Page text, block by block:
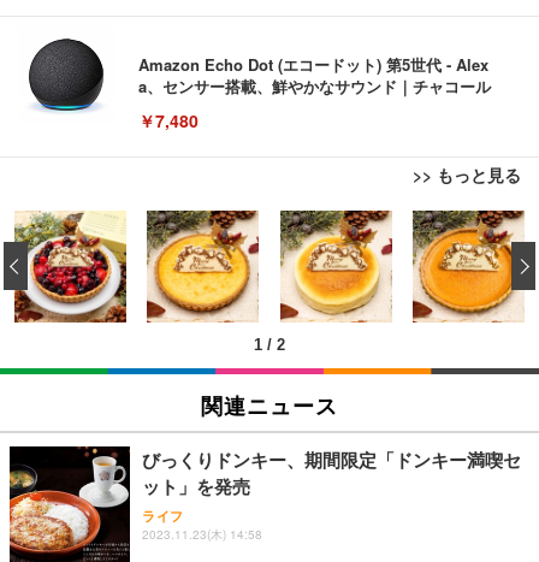
Amazon Echo Dot (エコードット) 第5世代 - Alex
a、センサー搭載、鮮やかなサウンド｜チャコール
￥7,480
>> もっと見る
[EdoErgo] オフィスチェア 椅子 テレワーク 疲れな
い 跳ね上げ式アームレスト コンパクト 約105度ロッ
キング pc 事務椅子 360度回転 座面昇降 強化ナイロ
ン樹脂ベース 通気性メッシュ 在宅ワーク H-WY01
(黒網+黒枠+黒足)
￥5,699
SIHOO B100 オフィスチェア／デスクチェア メッシ
ュチェア 人間工学 疲れない ブラック
￥27,999
Sezlife オフィスチェア デスクチェア 疲れない テレ
ワーク チェア 強化バックレスト 30度ロッキング機
能 人間工学 椅子 腰サポート 90度跳ね上げ式アーム
EIZO ビジネス向けプレミアムモニター | FlexScan
EV3240X-WT | 31.5型4K UHD・USB Type-C・ホワ
イト
￥105,595
EIZO ビジネス向けプレミアムモニター | FlexScan
￥109,572
【純正品】27"ゲーミングモニター DualSense 充電
フック付き（CFI-ZDM1J）
Amazonベーシック ペットシーツ 薄型 レギュラー 1
回使い捨て 無香料 ホワイト 300枚
￥3,373
Amazonベーシック ペットシーツ 厚型 ワイド 42枚
x2袋(84枚) ホワイト(吸収面:ライトブルー)
￥3,234
ネオ・ルーライフ ネオ・オムツ L 中型犬用 26枚入
り 単品
1 / 2
‹
関連ニュース
びっくりドンキー、期間限定「ドンキー満喫セ
ット」を発売
ライフ
2023.11.23(木) 14:58